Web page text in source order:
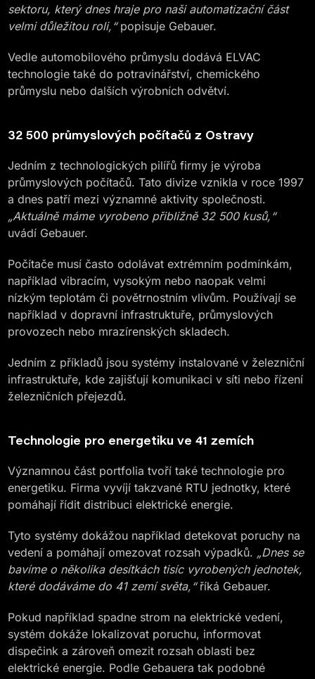
sektoru, který dnes hraje pro naši automatizační část
velmi důležitou roli,“popisuje Gebauer.
Vedle automobilového průmyslu dodává ELVAC
technologie také do potravinářství, chemického
průmyslu nebo dalších výrobních odvětví.
32 500 průmyslových počítačů z Ostravy
Jedním z technologických pilířů firmy je výroba
průmyslových počítačů. Tato divize vznikla v roce 1997
a dnes patří mezi významné aktivity společnosti.
„Aktuálně máme vyrobeno přibližně 32 500 kusů,“
uvádí Gebauer.
Počítače musí často odolávat extrémním podmínkám,
například vibracím, vysokým nebo naopak velmi
nízkým teplotám či povětrnostním vlivům. Používají se
například v dopravní infrastruktuře, průmyslových
provozech nebo mrazírenských skladech.
Jedním z příkladů jsou systémy instalované v železniční
infrastruktuře, kde zajišťují komunikaci v síti nebo řízení
železničních přejezdů.
Technologie pro energetiku ve 41 zemích
Významnou část portfolia tvoří také technologie pro
energetiku. Firma vyvíjí takzvané RTU jednotky, které
pomáhají řídit distribuci elektrické energie.
Tyto systémy dokážou například detekovat poruchy na
vedení a pomáhají omezovat rozsah výpadků. „Dnes se
bavíme o několika desítkách tisíc vyrobených jednotek,
které dodáváme do 41 zemí světa,“říká Gebauer.
Pokud například spadne strom na elektrické vedení,
systém dokáže lokalizovat poruchu, informovat
dispečink a zároveň omezit rozsah oblasti bez
elektrické energie. Podle Gebauera tak podobné